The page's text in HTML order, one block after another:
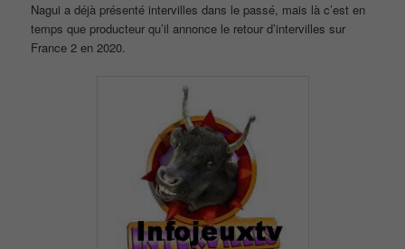
Nagui a déjà présenté intervilles dans le passé, mais là c’est en
temps que producteur qu’il annonce le retour d’intervilles sur
France 2 en 2020.